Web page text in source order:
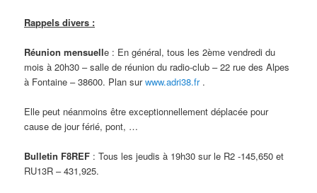
Rappels divers :
Réunion mensuelle : En général, tous les 2ème vendredi du
mois à 20h30 – salle de réunion du radio-club – 22 rue des Alpes
à Fontaine – 38600. Plan surwww.adri38.fr.
Elle peut néanmoins être exceptionnellement déplacée pour
cause de jour férié, pont, …
Bulletin F8REF : Tous les jeudis à 19h30 sur le R2 -145,650 et
RU13R – 431,925.